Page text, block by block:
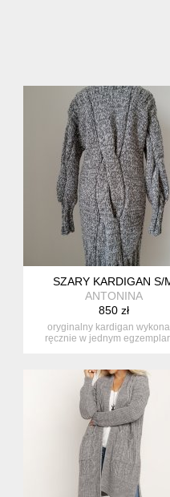
SZARY KARDIGAN S/
ANTONINA
850 zł
oryginalny kardigan
ręcznie w jednym